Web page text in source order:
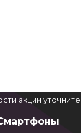
акции